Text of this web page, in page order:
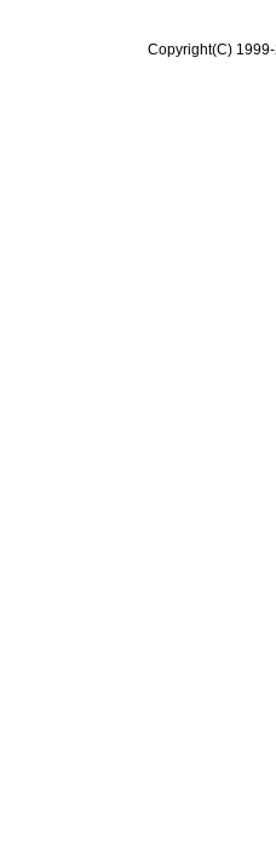
Copyright(C)